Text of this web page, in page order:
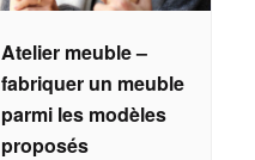
Atelier meuble –
fabriquer un meuble
parmi les modèles
proposés